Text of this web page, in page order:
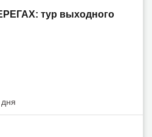
тур выходного